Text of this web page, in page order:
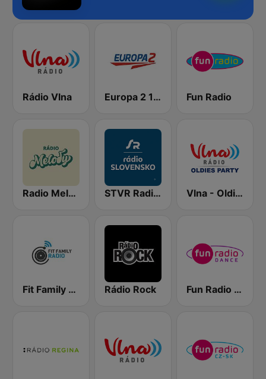
Rádio Vlna Europa 2 104.8 FM Fun Radio
Radio Melody STVR Radio Slovensko Vlna - Oldies party
Fit Family Radio Rádio Rock Fun Radio Dance